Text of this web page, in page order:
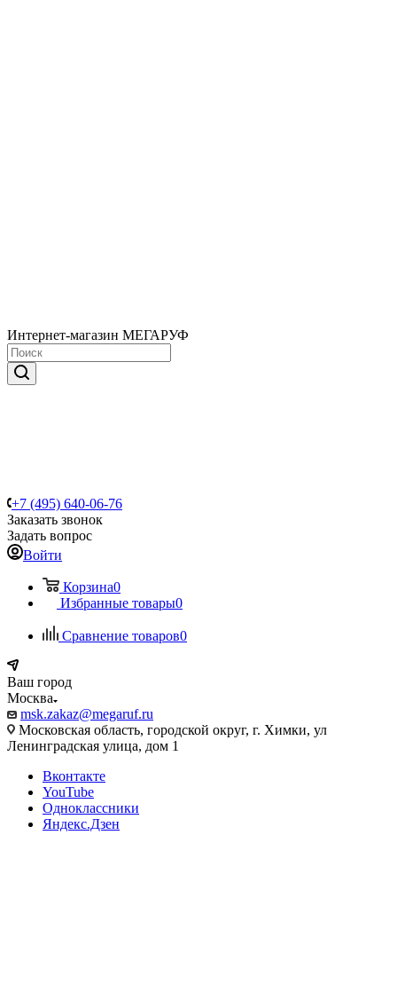
Интернет-магазин МЕГАРУФ
+7 (495) 640-06-76
Заказать звонок
Задать вопрос
Войти
Корзина0
Избранные товары0
Сравнение товаров0
Ваш город
Москва
msk.zakaz@megaruf.ru
Московская область, городской округ, г. Химки, ул
Ленинградская улица, дом 1
Вконтакте
YouTube
Одноклассники
Яндекс.Дзен